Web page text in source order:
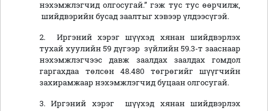
нэхэмжлэгчид олгосугай.” гэж тус тус өөрчилж,
шийдвэрийн бусад заалтыг хэвээр үлдээсүгэй.
2. Иргэний хэрэг шүүхэд хянан шийдвэрлэх
тухай хуулийн 59 дүгээр зүйлийн 59.3-т зааснаар
нэхэмжлэгчээс давж заалдах заалдах гомдол
гаргахдаа төлсөн 48.480 төгрөгийг шүүгчийн
захирамжаар нэхэмжлэгчид буцаан олгосугай.
3. Иргэний хэрэг шүүхэд хянан шийдвэрлэх